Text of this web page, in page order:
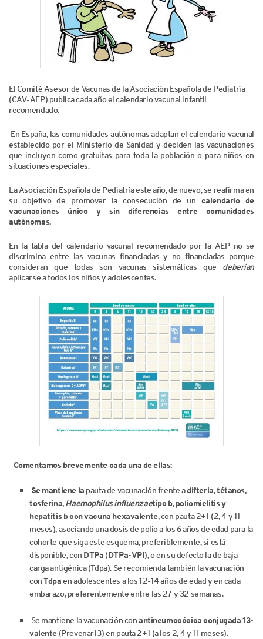
El Comité Asesor de Vacunas de la Asociación Española de Pediatría
(CAV-AEP) publica cada año el calendario vacunal infantil
recomendado.
En España, las comunidades autónomas adaptan el calendario vacunal
establecido por el Ministerio de Sanidad y deciden las vacunaciones
que incluyen como gratuitas para toda la población o para niños en
situaciones especiales.
La Asociación Española de Pediatría este año, de nuevo, se reafirma en
su objetivo de promover la consecución de un calendario de
vacunaciones único y sin diferencias entre comunidades
autónomas.
En la tabla del calendario vacunal recomendado por la AEP no se
discrimina entre las vacunas financiadas y no financiadas porque
consideran que todas son vacunas sistemáticas que deberían
aplicarse a todos los niños y adolescentes.
Comentamos brevemente cada una de ellas:
Se mantiene la pauta de vacunación frente adifteria, tétanos,
tosferina,Haemophilus influenzaetipo b, poliomielitis y
hepatitis bcon vacuna hexavalente, con pauta 2+1 (2, 4 y 11
meses), asociando una dosis de polio a los 6 años de edad para la
cohorte que siga este esquema, preferiblemente, si está
disponible, con DTPa (DTPa-VPI), o en su defecto la de baja
carga antigénica (Tdpa). Se recomienda también la vacunación
conTdpaen adolescentes a los 12-14 años de edad y en cada
embarazo, preferentemente entre las 27 y 32 semanas.
Se mantiene la vacunación conantineumocócicaconjugada 13-
valente (Prevenar13) en pauta 2+1 (a los 2, 4 y 11 meses).